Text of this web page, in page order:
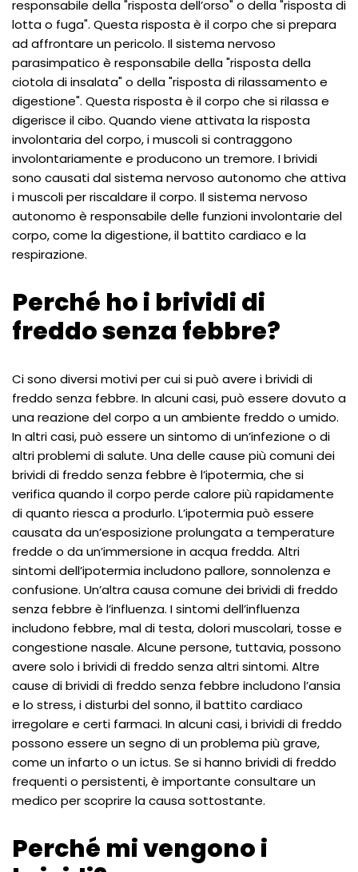
responsabile della "risposta dell’orso" o della "risposta di
lotta o fuga". Questa risposta è il corpo che si prepara
ad affrontare un pericolo. Il sistema nervoso
parasimpatico è responsabile della "risposta della
ciotola di insalata" o della "risposta di rilassamento e
digestione". Questa risposta è il corpo che si rilassa e
digerisce il cibo. Quando viene attivata la risposta
involontaria del corpo, i muscoli si contraggono
involontariamente e producono un tremore. I brividi
sono causati dal sistema nervoso autonomo che attiva
i muscoli per riscaldare il corpo. Il sistema nervoso
autonomo è responsabile delle funzioni involontarie del
corpo, come la digestione, il battito cardiaco e la
respirazione.
Perché ho i brividi di
freddo senza febbre?
Ci sono diversi motivi per cui si può avere i brividi di
freddo senza febbre. In alcuni casi, può essere dovuto a
una reazione del corpo a un ambiente freddo o umido.
In altri casi, può essere un sintomo di un’infezione o di
altri problemi di salute. Una delle cause più comuni dei
brividi di freddo senza febbre è l’ipotermia, che si
verifica quando il corpo perde calore più rapidamente
di quanto riesca a produrlo. L’ipotermia può essere
causata da un’esposizione prolungata a temperature
fredde o da un’immersione in acqua fredda. Altri
sintomi dell’ipotermia includono pallore, sonnolenza e
confusione. Un’altra causa comune dei brividi di freddo
senza febbre è l’influenza. I sintomi dell’influenza
includono febbre, mal di testa, dolori muscolari, tosse e
congestione nasale. Alcune persone, tuttavia, possono
avere solo i brividi di freddo senza altri sintomi. Altre
cause di brividi di freddo senza febbre includono l’ansia
e lo stress, i disturbi del sonno, il battito cardiaco
irregolare e certi farmaci. In alcuni casi, i brividi di freddo
possono essere un segno di un problema più grave,
come un infarto o un ictus. Se si hanno brividi di freddo
frequenti o persistenti, è importante consultare un
medico per scoprire la causa sottostante.
Perché mi vengono i